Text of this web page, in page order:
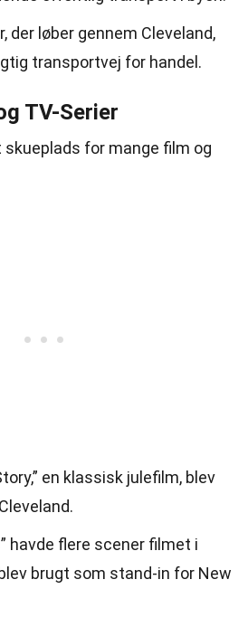
der løber gennem Cleveland,
transportvej for handel.
TV-Serier
for mange film og
en klassisk julefilm, blev
” havde flere scener filmet i
brugt som stand-in for New